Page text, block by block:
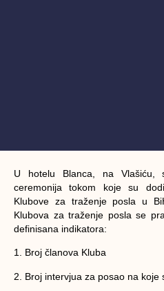
U hotelu Blanca, na
ceremonija tokom koje su
Klubove za traženje posla u
Klubova za traženje posla se
definisana indikatora:
1. Broj članova Kluba
2. Broj intervjua za posao na koje